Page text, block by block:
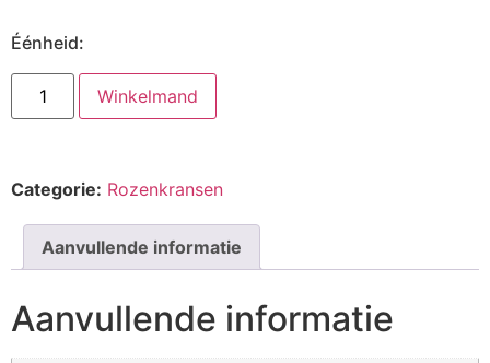
Éénheid:
Winkelmand
Categorie: Rozenkransen
Aanvullende informatie
Aanvullende informatie